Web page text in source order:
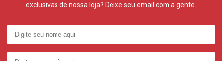
exclusivas de nossa loja? Deixe seu email com a gente.